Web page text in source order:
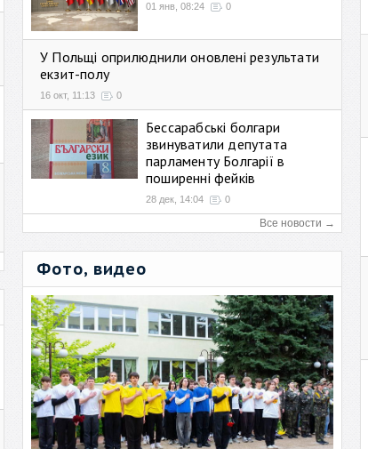
01 янв, 08:24 0
У Польщі оприлюднили оновлені результати
екзит-полу
16 окт, 11:13 0
Бессарабські болгари
звинуватили депутата
парламенту Болгарії в
поширенні фейків
28 дек, 14:04 0
Все новости →
Фото, видео